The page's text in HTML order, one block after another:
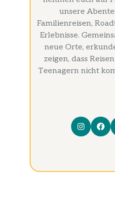
unsere
Familienreisen,
Erlebnisse.
neue Orte,
zeigen, dass
Teenagern nicht